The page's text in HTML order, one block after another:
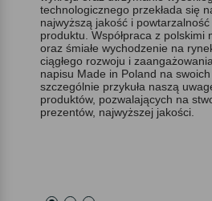
technologicznego przekłada się
najwyższą jakość i
produktu. Współpraca z polskimi
oraz śmiałe wychodzenie na
ciągłego rozwoju i
napisu Made in Poland na swoich
szczególnie przykuła naszą
produktów, pozwalających na
prezentów, najwyższej jakości.